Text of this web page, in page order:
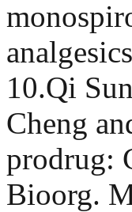
10.Qi
Cheng
prodrug:
Bioorg.